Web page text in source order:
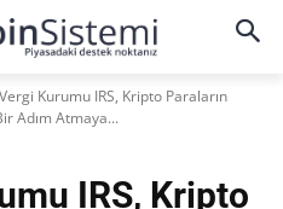
Kurumu IRS, Kripto Paraların
Adım Atmaya...
IRS, Kripto